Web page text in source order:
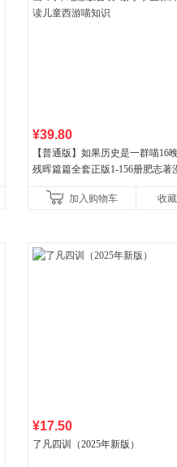
¥39.80
【普通版】如果历史是一群喵16
残晖篇篇全套正版1-156册肥志著
儿童西游喵知识
加入购物车 收藏
¥17.50
了凡四训（2025年新版）